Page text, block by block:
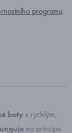
programu.
boty s rychlým,
na principu